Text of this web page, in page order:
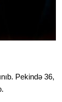
Pekində 36,